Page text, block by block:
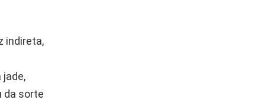
indireta,
da sorte